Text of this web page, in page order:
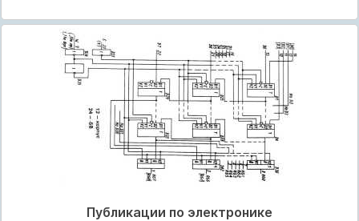
Публикации по электронике